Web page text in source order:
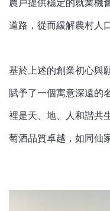
農戶提供穩定的就業機
道路，從而緩解農村人
基於上述的創業初心與
賦予了一個寓意深遠的
裡是天、地、人和諧共
萄酒品質卓越，如同仙